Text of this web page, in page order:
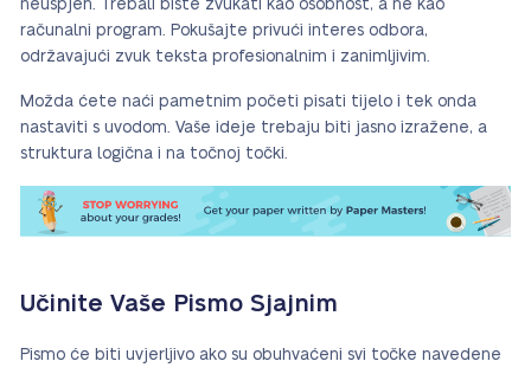
neuspjeh. Trebali biste zvukati kao osobnost, a ne kao
računalni program. Pokušajte privući interes odbora,
održavajući zvuk teksta profesionalnim i zanimljivim.
Možda ćete naći pametnim početi pisati tijelo i tek onda
nastaviti s uvodom. Vaše ideje trebaju biti jasno izražene, a
struktura logična i na točnoj točki.
Učinite Vaše Pismo Sjajnim
Pismo će biti uvjerljivo ako su obuhvaćeni svi točke navedene